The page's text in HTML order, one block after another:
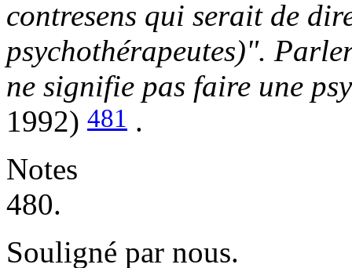
contresens qui serait de
psychothérapeutes)".
ne signifie pas faire une
1992) 481 .
Notes
480.
Souligné par nous.